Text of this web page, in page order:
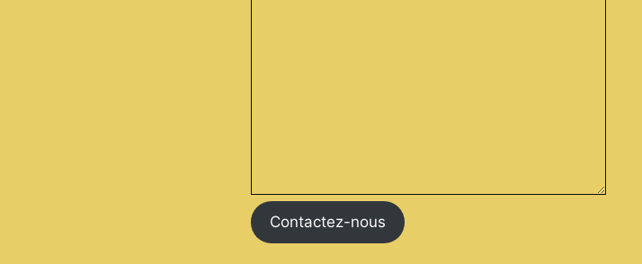
Contactez-nous